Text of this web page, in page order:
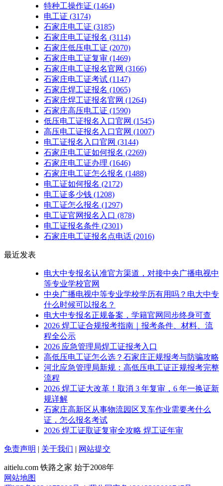
特种工操作证 (1464)
电工证 (3174)
石家庄电工证 (3185)
石家庄电工证报名 (3114)
石家庄低压电工证 (2070)
石家庄电工证复审 (1469)
石家庄电工证报名官网 (3166)
石家庄电工证考试 (1147)
石家庄焊工证报名 (1065)
石家庄焊工证报名官网 (1264)
石家庄高压电工证 (1590)
低压电工证报名入口官网 (1545)
高压电工证报名入口官网 (1007)
电工证报名入口官网 (3144)
石家庄电工证如何报名 (2269)
石家庄电工证办理 (1646)
石家庄电工证怎么报名 (1488)
电工证如何报名 (2172)
电工证多少钱 (1208)
电工证怎么报名 (1297)
电工证官网报名入口 (878)
电工证报名条件 (2301)
石家庄电工证报名点电话 (2016)
最近发表
电大中专报名认准官方渠道，对接中央广播电视中
等专业学校官网
中央广播电视中等专业学校学历有用吗？电大中专
什么时候可以报名？
电大中专报名正规备案，学籍官网同步终身可查
2026 焊工证合规报考指南｜报考条件、材料、流
程全公示
2026 应急管理局焊工证报考入口
高低压电工证怎么选？石家庄正规报考与防骗攻略
河北应急管理局新规：高低压电工证正规报考完整
流程
2026 焊工证大改革！取消 3 年复审，6 年一换证新
规详解
石家庄高新区从事物流园区叉车作业需要考什么
证，怎么报名考试
2026 焊工证取证复审全攻略 焊工证年审
免责声明 | 关于我们 | 网站提交
aitielu.com 铁路之家 始于2008年
网站地图